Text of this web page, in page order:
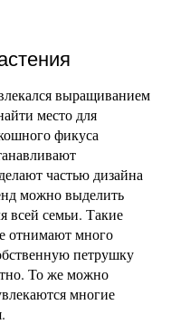
выращиванием
место для
фикуса
частью дизайна
можно выделить
всей семьи. Такие
отнимают много
петрушку
То же можно
многие